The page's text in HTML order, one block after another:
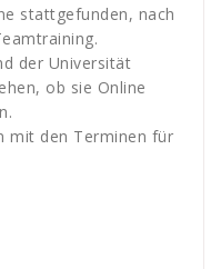
stattgefunden, nach
der Universität
ob sie Online
mit den Terminen für